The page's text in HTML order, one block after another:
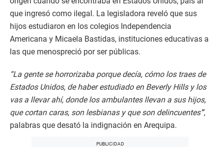
que ingresó como ilegal. La legisladora reveló que sus
hijos estudiaron en los colegios Independencia
Americana y Micaela Bastidas, instituciones educativas a
las que menospreció por ser públicas.
“La gente se horrorizaba porque decía, cómo los traes de
Estados Unidos, de haber estudiado en Beverly Hills y los
vas a llevar ahí, donde los ambulantes llevan a sus hijos,
que cortan caras, son lesbianas y que son delincuentes”,
palabras que desató la indignación en Arequipa.